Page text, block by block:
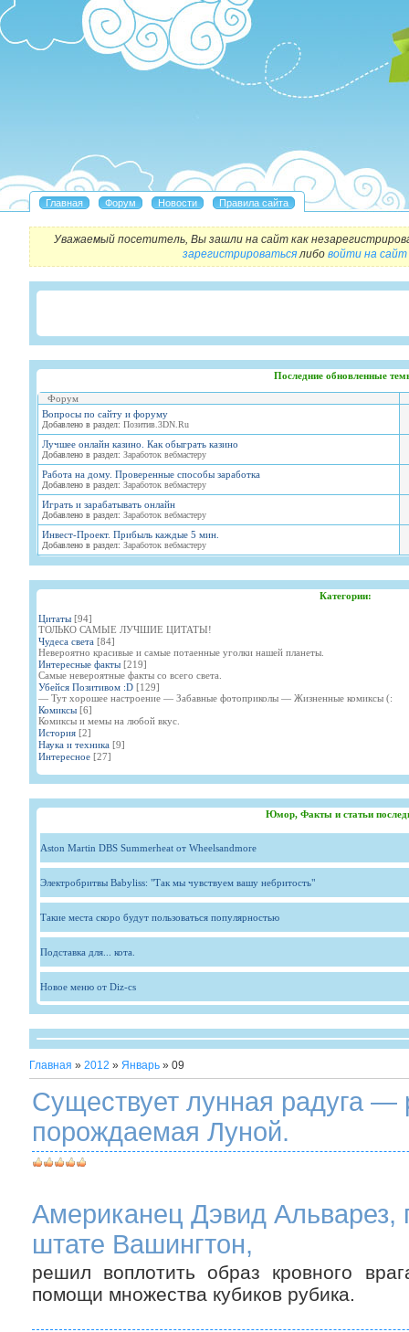
Уважаемый посетитель, Вы зашли на сайт как
зарегистрироватьсялибо войти на сайт
Последние обновленные
Форум
Вопросы по сайту и форуму
Добавлено в раздел: Позитив.3DN.Ru
Лучшее онлайн казино. Как обыграть казино
Добавлено в раздел: Заработок вебмастеру
Работа на дому. Проверенные способы заработка
Добавлено в раздел: Заработок вебмастеру
Играть и зарабатывать онлайн
Добавлено в раздел: Заработок вебмастеру
Инвест-Проект. Прибыль каждые 5 мин.
Добавлено в раздел: Заработок вебмастеру
Категории:
Цитаты [94]
ТОЛЬКО САМЫЕ ЛУЧШИЕ ЦИТАТЫ!
Чудеса света [84]
Невероятно красивые и самые потаенные уголки нашей планеты.
Интересные факты [219]
Самые невероятные факты со всего света.
Убейся Позитивом :D [129]
— Тут хорошее настроение — Забавные фотоприколы — Жизненные комиксы (:
Комиксы [6]
Комиксы и мемы на любой вкус.
История [2]
Наука и техника [9]
Интересное [27]
Юмор, Факты и статьи
Aston Martin DBS Summerheat от Wheelsandmore
Электробритвы Babyliss: "Так мы чувствуем вашу небритость"
Такие места скоро будут пользоваться популярностью
Подставка для... кота.
Новое меню от Diz-cs
Главная » 2012 » Январь » 09
Существует лунная радуга —
порождаемая Луной.
Американец Дэвид
штате Вашингтон,
решил воплотить образ кровного
помощи множества кубиков рубика.